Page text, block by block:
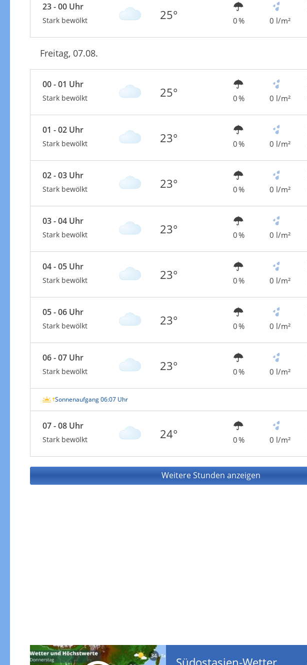
23 - 00 Uhr
Stark bewölkt 25° 0 % 0 l/m²
Freitag, 07.08.
00 - 01 Uhr
Stark bewölkt 25° 0 % 0 l/m²
01 - 02 Uhr
Stark bewölkt 23° 0 % 0 l/m²
02 - 03 Uhr
Stark bewölkt 23° 0 % 0 l/m²
03 - 04 Uhr
Stark bewölkt 23° 0 % 0 l/m²
04 - 05 Uhr
Stark bewölkt 23° 0 % 0 l/m²
05 - 06 Uhr
Stark bewölkt 23° 0 % 0 l/m²
06 - 07 Uhr
Stark bewölkt 23° 0 % 0 l/m²
Sonnenaufgang 06:07 Uhr
07 - 08 Uhr
Stark bewölkt 24° 0 % 0 l/m²
Weitere Stunden anzeigen
Südostasien-Wetter